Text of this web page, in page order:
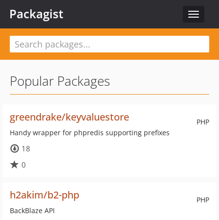
Toggle
Packagist
Popular Packages
PHP
greendrake/keyvaluestore
Handy wrapper for phpredis supporting prefixes
18
0
PHP
h2akim/b2-php
BackBlaze API